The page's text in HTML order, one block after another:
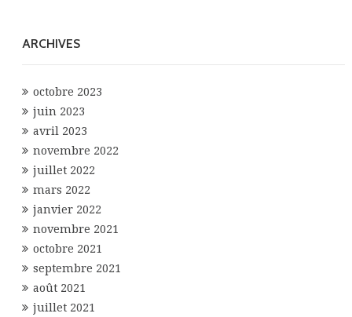
ARCHIVES
octobre 2023
juin 2023
avril 2023
novembre 2022
juillet 2022
mars 2022
janvier 2022
novembre 2021
octobre 2021
septembre 2021
août 2021
juillet 2021